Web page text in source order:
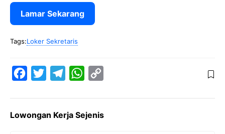
Lamar Sekarang
Tags:Loker Sekretaris
e
t
e
W
t
y
Lowongan Kerja Sejenis